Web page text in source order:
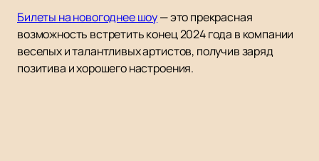
Билеты на новогоднее шоу— это прекрасная
возможность встретить конец 2024 года в компании
веселых и талантливых артистов, получив заряд
позитива и хорошего настроения.